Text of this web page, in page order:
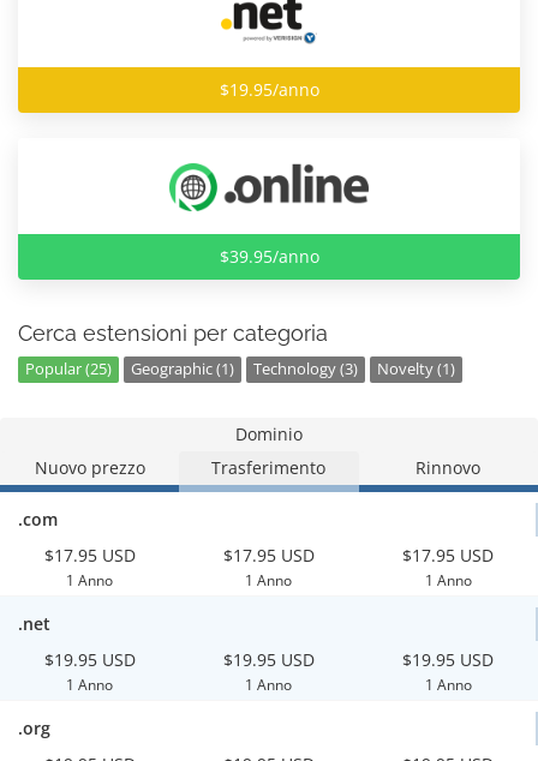
$19.95/anno
$39.95/anno
Cerca estensioni per categoria
Popular (25) Geographic (1) Technology (3) Novelty (1)
Dominio
Nuovo prezzo
Trasferimento Rinnovo
.com
$17.95 USD
1 Anno
$17.95 USD
1 Anno
$17.95 USD
1 Anno
.net
$19.95 USD
1 Anno
$19.95 USD
1 Anno
$19.95 USD
1 Anno
.org